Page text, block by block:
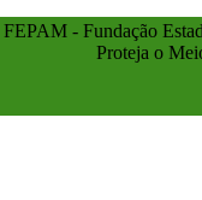
FEPAM - Fundação
Proteja o